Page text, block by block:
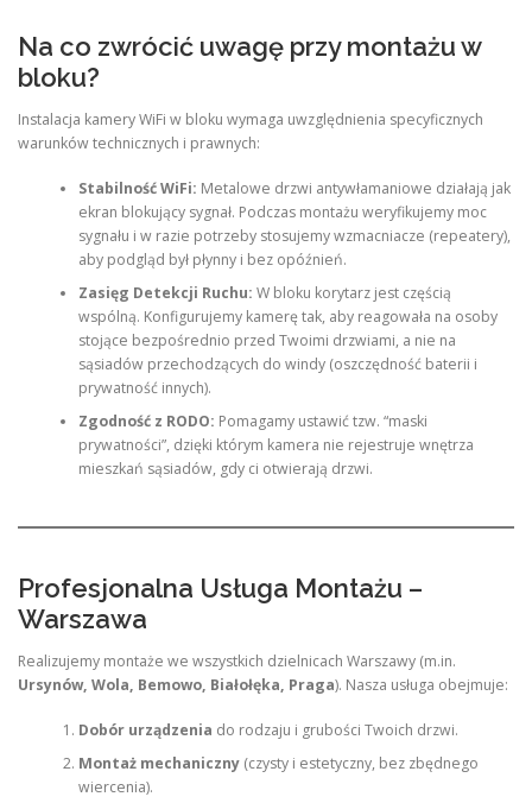
Na co zwrócić uwagę przy montażu w
bloku?
Instalacja kamery WiFi w bloku wymaga uwzględnienia specyficznych
warunków technicznych i prawnych:
Stabilność WiFi: Metalowe drzwi antywłamaniowe działają jak
ekran blokujący sygnał. Podczas montażu weryfikujemy moc
sygnału i w razie potrzeby stosujemy wzmacniacze (repeatery),
aby podgląd był płynny i bez opóźnień.
Zasięg Detekcji Ruchu: W bloku korytarz jest częścią
wspólną. Konfigurujemy kamerę tak, aby reagowała na osoby
stojące bezpośrednio przed Twoimi drzwiami, a nie na
sąsiadów przechodzących do windy (oszczędność baterii i
prywatność innych).
Zgodność z RODO: Pomagamy ustawić tzw. “maski
prywatności”, dzięki którym kamera nie rejestruje wnętrza
mieszkań sąsiadów, gdy ci otwierają drzwi.
Profesjonalna Usługa Montażu –
Warszawa
Realizujemy montaże we wszystkich dzielnicach Warszawy (m.in.
Ursynów, Wola, Bemowo, Białołęka, Praga). Nasza usługa obejmuje:
Dobór urządzenia do rodzaju i grubości Twoich drzwi.
Montaż mechaniczny(czysty i estetyczny, bez zbędnego
wiercenia).